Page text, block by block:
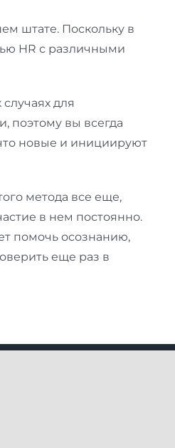
штате. Поскольку в
HR с различными
для
поэтому вы всегда
новые и инициируют
метода все еще,
в нем постоянно.
помочь осознанию,
еще раз в